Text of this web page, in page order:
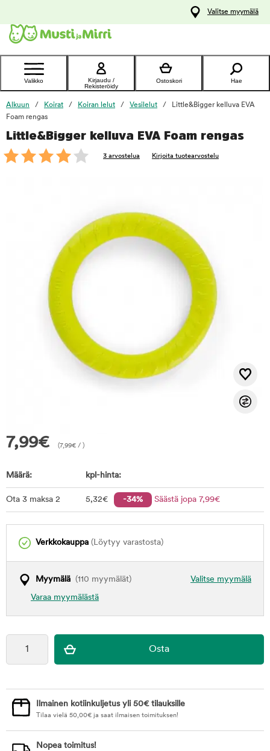
Ota yhteyttä
asiakaspalveluun
Valitse myymälä
Valikko
Kirjaudu /
Rekisteröidy
Ostoskori Hae
Alkuun Koirat Koiran lelut Vesilelut
Little&Bigger kelluva EVA
Foam rengas
Little&Bigger kelluva EVA Foam rengas
3 arvostelua Kirjoita tuotearvostelu
7,99€ (7,99€ / )
Määrä: kpl-hinta:
Ota 3 maksa 2 5,32€ -34% Säästä jopa 7,99€
Verkkokauppa (Löytyy varastosta)
Valitse myymälä
Myymälä (110 myymälät)
Varaa myymälästä
foo
Ilmainen kotiinkuljetus yli 50€ tilauksille
Tilaa vielä 50,00€ ja saat ilmaisen toimituksen!
Nopea toimitus!